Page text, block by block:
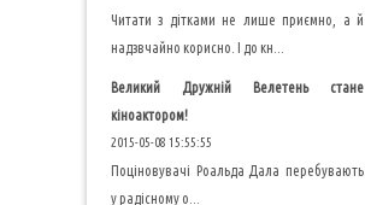
Читати з дітками не лише приємно, а й
надзвчайно корисно. І до кн...
Великий Дружній Велетень стане
кіноактором!
2015-05-08 15:55:55
Поціновувачі Роальда Дала перебувають
у радісному о...